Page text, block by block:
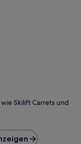
Skilift Carrets und